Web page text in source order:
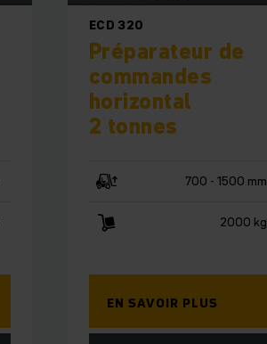
ECD 320
Préparateur de
commandes
horizontal
2 tonnes
700 - 1500 mm
2000 kg
EN SAVOIR PLUS